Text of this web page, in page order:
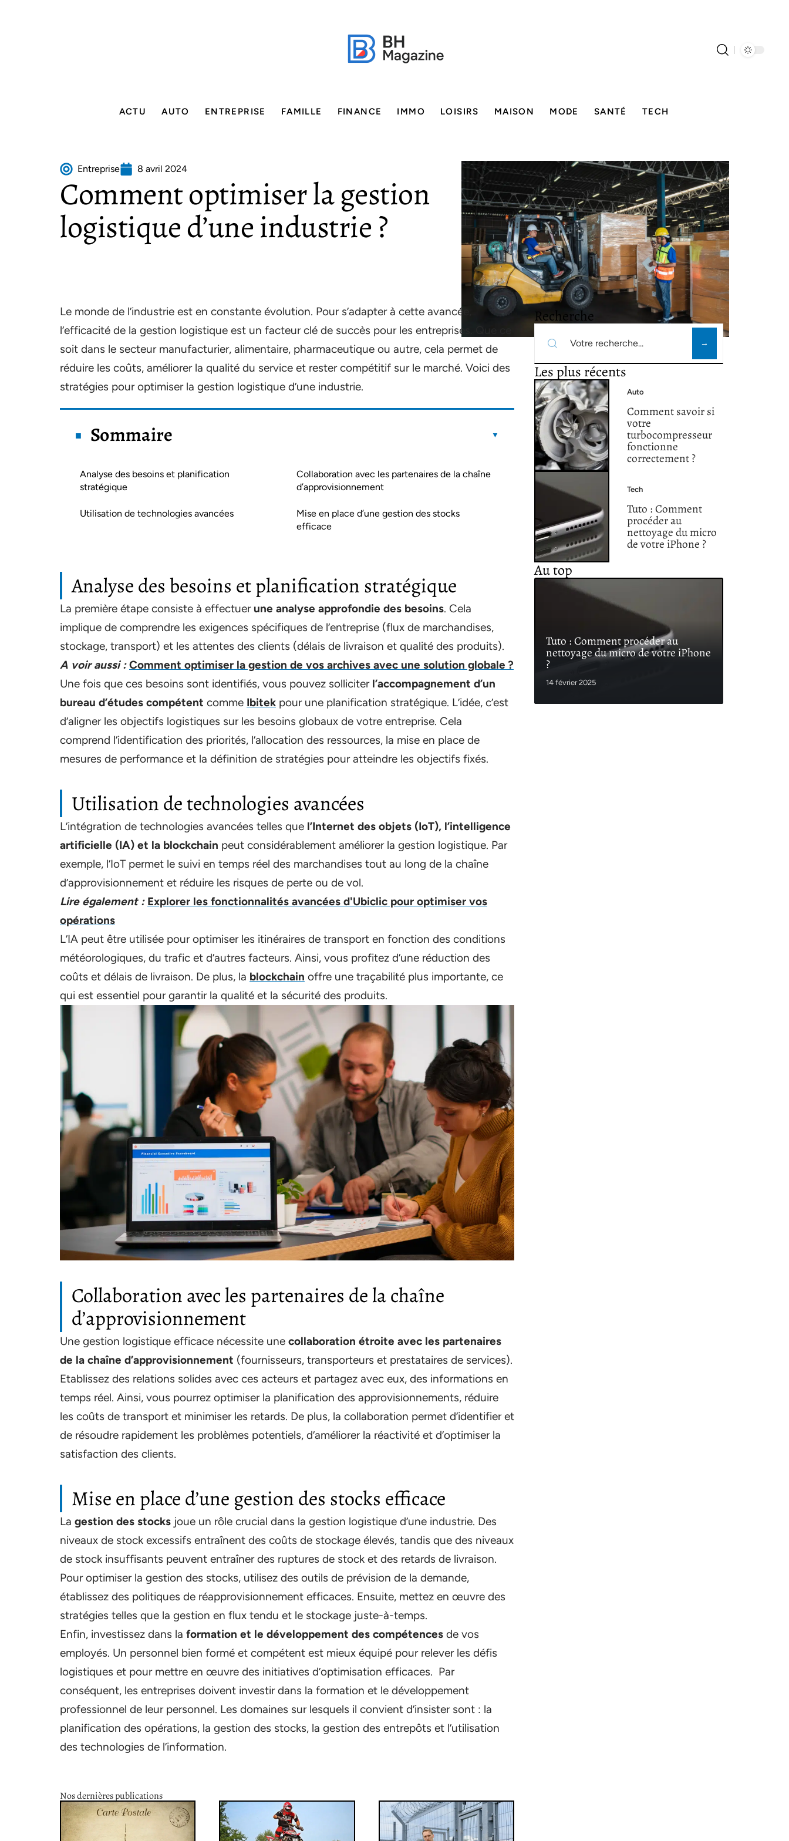
ACTU AUTO ENTREPRISE FAMILLE FINANCE IMMO LOISIRS MAISON MODE SANTÉ TECH
Entreprise 8 avril 2024
Comment optimiser la gestion
logistique d’une industrie ?
Le monde de l’industrie est en constante évolution. Pour s’adapter à cette avancée,
l’efficacité de la gestion logistique est un facteur clé de succès pour les entreprises. Que ce
soit dans le secteur manufacturier, alimentaire, pharmaceutique ou autre, cela permet de
réduire les coûts, améliorer la qualité du service et rester compétitif sur le marché. Voici des
stratégies pour optimiser la gestion logistique d’une industrie.
Sommaire
Analyse des besoins et planification
stratégique
Utilisation de technologies avancées
Collaboration avec les partenaires de la chaîne
d’approvisionnement
Mise en place d’une gestion des stocks
efficace
Analyse des besoins et planification stratégique
La première étape consiste à effectuer une analyse approfondie des besoins. Cela
implique de comprendre les exigences spécifiques de l’entreprise (flux de marchandises,
stockage, transport) et les attentes des clients (délais de livraison et qualité des produits).
A voir aussi : Comment optimiser la gestion de vos archives avec une solution globale ?
Une fois que ces besoins sont identifiés, vous pouvez solliciter l’accompagnement d’un
bureau d’études compétent comme Ibitek pour une planification stratégique. L’idée, c’est
d’aligner les objectifs logistiques sur les besoins globaux de votre entreprise. Cela
comprend l’identification des priorités, l’allocation des ressources, la mise en place de
mesures de performance et la définition de stratégies pour atteindre les objectifs fixés.
Utilisation de technologies avancées
L’intégration de technologies avancées telles que l’Internet des objets (IoT), l’intelligence
artificielle (IA) et la blockchain peut considérablement améliorer la gestion logistique. Par
exemple, l’IoT permet le suivi en temps réel des marchandises tout au long de la chaîne
d’approvisionnement et réduire les risques de perte ou de vol.
Lire également : Explorer les fonctionnalités avancées d'Ubiclic pour optimiser vos
opérations
L’IA peut être utilisée pour optimiser les itinéraires de transport en fonction des conditions
météorologiques, du trafic et d’autres facteurs. Ainsi, vous profitez d’une réduction des
coûts et délais de livraison. De plus, la blockchain offre une traçabilité plus importante, ce
qui est essentiel pour garantir la qualité et la sécurité des produits.
Collaboration avec les partenaires de la chaîne
d’approvisionnement
Une gestion logistique efficace nécessite une collaboration étroite avec les partenaires
de la chaîne d’approvisionnement (fournisseurs, transporteurs et prestataires de services).
Etablissez des relations solides avec ces acteurs et partagez avec eux, des informations en
temps réel. Ainsi, vous pourrez optimiser la planification des approvisionnements, réduire
les coûts de transport et minimiser les retards. De plus, la collaboration permet d’identifier et
de résoudre rapidement les problèmes potentiels, d’améliorer la réactivité et d’optimiser la
satisfaction des clients.
Mise en place d’une gestion des stocks efficace
La gestion des stocks joue un rôle crucial dans la gestion logistique d’une industrie. Des
niveaux de stock excessifs entraînent des coûts de stockage élevés, tandis que des niveaux
de stock insuffisants peuvent entraîner des ruptures de stock et des retards de livraison.
Pour optimiser la gestion des stocks, utilisez des outils de prévision de la demande,
établissez des politiques de réapprovisionnement efficaces. Ensuite, mettez en œuvre des
stratégies telles que la gestion en flux tendu et le stockage juste-à-temps.
Enfin, investissez dans la formation et le développement des compétences de vos
employés. Un personnel bien formé et compétent est mieux équipé pour relever les défis
logistiques et pour mettre en œuvre des initiatives d’optimisation efficaces. Par
conséquent, les entreprises doivent investir dans la formation et le développement
professionnel de leur personnel. Les domaines sur lesquels il convient d’insister sont : la
planification des opérations, la gestion des stocks, la gestion des entrepôts et l’utilisation
des technologies de l’information.
Nos dernières publications
Recherche
Les plus récents
Auto
Comment savoir si
votre
turbocompresseur
fonctionne
correctement ?
Tech
Tuto : Comment
procéder au
nettoyage du micro
de votre iPhone ?
Au top
Tuto : Comment procéder au
nettoyage du micro de votre iPhone
?
14 février 2025